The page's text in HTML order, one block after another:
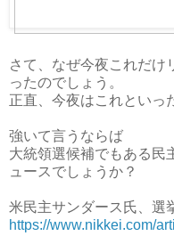
さて、なぜ今夜これだけ
ったのでしょう。
正直、今夜はこれといっ
強いて言うならば
大統領選候補でもある民
ュースでしょうか？
米民主サンダース氏、
https://www.nikkei.com/